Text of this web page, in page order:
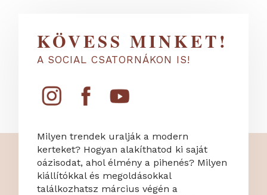
KÖVESS MINKET!
A SOCIAL CSATORNÁKON IS!
Milyen trendek uralják a modern
kerteket? Hogyan alakíthatod ki saját
oázisodat, ahol élmény a pihenés? Milyen
kiállítókkal és megoldásokkal
találkozhatsz március végén a